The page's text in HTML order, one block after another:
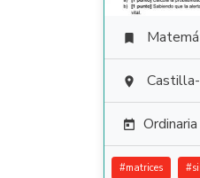



#matrices #